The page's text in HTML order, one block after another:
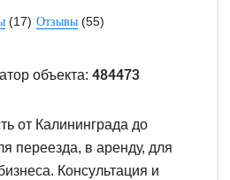
(17) Отзывы (55)
объекта: 484473
от Калининграда до
переезда, в аренду, для
Консультация и